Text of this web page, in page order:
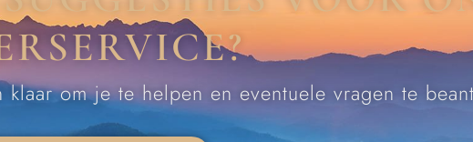
om je te helpen en eventuele vragen te